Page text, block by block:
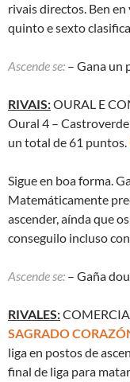
rivais directos. Ben
quinto e sexto
Ascende se: – Gana un
RIVAIS:OURAL E
Oural 4 –
un total de 61 puntos.
Sigue en boa forma.
Matemáticamente
ascender, aínda que
conseguilo incluso
Ascende se: – Gaña
RIVALES:
SAGRADO
liga en postos de
final de liga para